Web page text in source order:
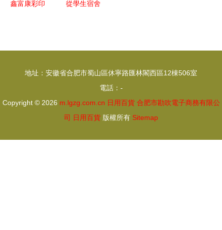
鑫富康彩印
從學生宿舍
指南
地址：安徽省合肥市蜀山區休寧路匯林閣西區12棟506室
電話：-
Copyright © 2026 m.lgzg.com.cn 日用百貨 合肥市勘吹電子商務有限公
司 日用百貨 版權所有 Sitemap